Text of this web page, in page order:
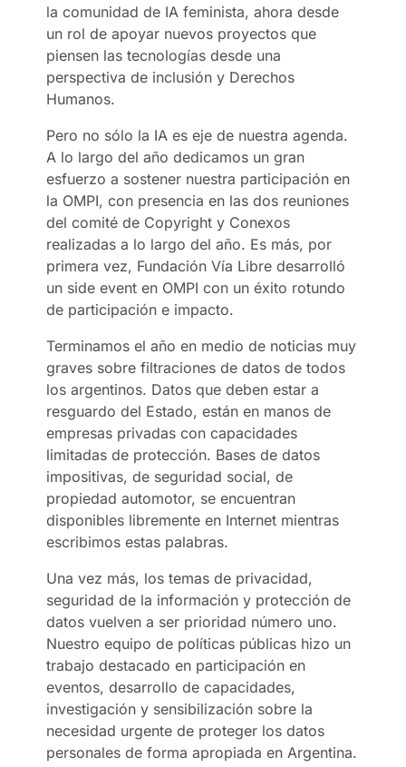
la comunidad de IA feminista, ahora desde
un rol de apoyar nuevos proyectos que
piensen las tecnologías desde una
perspectiva de inclusión y Derechos
Humanos.
Pero no sólo la IA es eje de nuestra agenda.
A lo largo del año dedicamos un gran
esfuerzo a sostener nuestra participación en
la OMPI, con presencia en las dos reuniones
del comité de Copyright y Conexos
realizadas a lo largo del año. Es más, por
primera vez, Fundación Vía Libre desarrolló
un side event en OMPI con un éxito rotundo
de participación e impacto.
Terminamos el año en medio de noticias muy
graves sobre filtraciones de datos de todos
los argentinos. Datos que deben estar a
resguardo del Estado, están en manos de
empresas privadas con capacidades
limitadas de protección. Bases de datos
impositivas, de seguridad social, de
propiedad automotor, se encuentran
disponibles libremente en Internet mientras
escribimos estas palabras.
Una vez más, los temas de privacidad,
seguridad de la información y protección de
datos vuelven a ser prioridad número uno.
Nuestro equipo de políticas públicas hizo un
trabajo destacado en participación en
eventos, desarrollo de capacidades,
investigación y sensibilización sobre la
necesidad urgente de proteger los datos
personales de forma apropiada en Argentina.